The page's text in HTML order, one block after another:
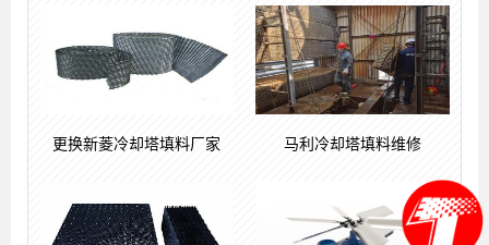
更换新菱冷却塔填料厂家 马利冷却塔填料维修